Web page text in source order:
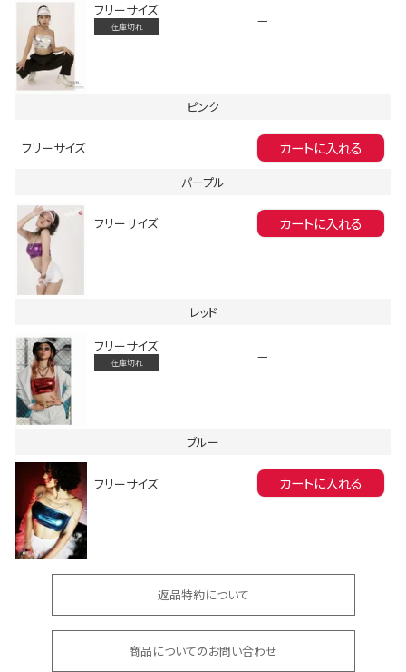
DANCE MOVIE
スタッフコーディネート
フリーサイズ
在庫切れ —
ピンク
フリーサイズ カートに入れる
パープル
フリーサイズ カートに入れる
レッド
フリーサイズ
在庫切れ —
ブルー
フリーサイズ カートに入れる
返品特約について
商品についてのお問い合わせ